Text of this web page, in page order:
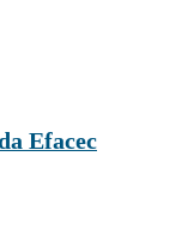
Efacec